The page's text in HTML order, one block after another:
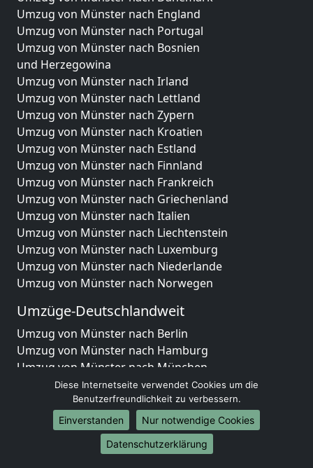
Umzug von Münster nach England
Umzug von Münster nach Portugal
Umzug von Münster nach Bosnien
und Herzegowina
Umzug von Münster nach Irland
Umzug von Münster nach Lettland
Umzug von Münster nach Zypern
Umzug von Münster nach Kroatien
Umzug von Münster nach Estland
Umzug von Münster nach Finnland
Umzug von Münster nach Frankreich
Umzug von Münster nach Griechenland
Umzug von Münster nach Italien
Umzug von Münster nach Liechtenstein
Umzug von Münster nach Luxemburg
Umzug von Münster nach Niederlande
Umzug von Münster nach Norwegen
Umzüge-Deutschlandweit
Umzug von Münster nach Berlin
Umzug von Münster nach Hamburg
Umzug von Münster nach München
Umzug von Münster nach Köln
Umzug von Münster nach Frankfurt am Main
Umzug von Münster nach Stuttgart
Umzug von Münster nach Düsseldorf
Umzug von Münster nach Leipzig
Diese Internetseite verwendet Cookies um die
Benutzerfreundlichkeit zu verbessern.
Einverstanden
Nur notwendige Cookies
Datenschutzerklärung